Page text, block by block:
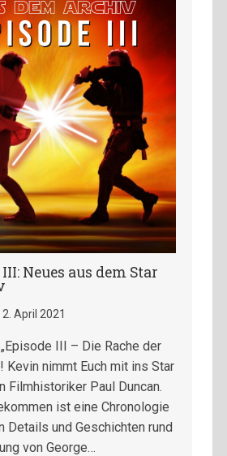
Neues aus dem Star
2. April 2021
III – Die Rache der
Kevin nimmt Euch mit ins Star
Filmhistoriker Paul Duncan.
ist eine Chronologie
Details und Geschichten rund
von George…